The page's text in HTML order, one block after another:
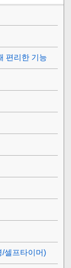
편리한 기능
/셀프타이머)